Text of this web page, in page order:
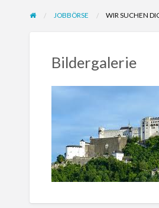
JOBBÖRSE WIR SUCHEN
Bildergalerie